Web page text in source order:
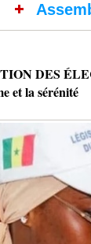
:
DES
et la sérénité